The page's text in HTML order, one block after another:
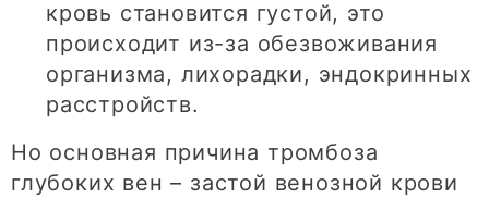
кровь становится густой, это
происходит из-за обезвоживания
организма, лихорадки, эндокринных
расстройств.
Но основная причина тромбоза
глубоких вен – застой венозной крови